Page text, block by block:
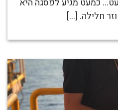
כמעט מגיע לפסגה היא
חלילה. […]